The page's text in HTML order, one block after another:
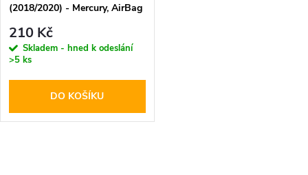
(2018/2020) - Mercury, AirBag
210 Kč
Skladem - hned k odeslání
>5 ks
DO KOŠÍKU